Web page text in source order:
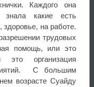
Каждого она
знала какие есть
на работе.
трудовых
помощь, или это
это организация
С большим
возрасте Суайду